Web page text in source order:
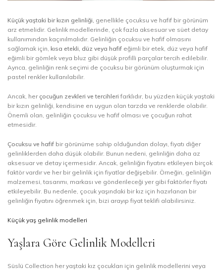
Küçük yaştaki bir kızın gelinliği, genellikle çocuksu ve hafif bir görünüm
arz etmelidir. Gelinlik modellerinde, çok fazla aksesuar ve süet detay
kullanımından kaçınılmalıdır. Gelinliğin çocuksu ve hafif olmasını
sağlamak için, kısa etekli, düz veya hafif eğimli bir etek, düz veya hafif
eğimli bir gömlek veya bluz gibi düşük profilli parçalar tercih edilebilir.
Ayrıca, gelinliğin renk seçimi de çocuksu bir görünüm oluşturmak için
pastel renkler kullanılabilir.
Ancak, her çocuğun zevkleri ve tercihleri farklıdır, bu yüzden küçük yaştaki
bir kızın gelinliği, kendisine en uygun olan tarzda ve renklerde olabilir.
Önemli olan, gelinliğin çocuksu ve hafif olması ve çocuğun rahat
etmesidir.
Çocuksu ve hafif bir görünüme sahip olduğundan dolayı, fiyatı diğer
gelinliklerden daha düşük olabilir. Bunun nedeni, gelinliğin daha az
aksesuar ve detay içermesidir. Ancak, gelinliğin fiyatını etkileyen birçok
faktör vardır ve her bir gelinlik için fiyatlar değişebilir. Örneğin, gelinliğin
malzemesi, tasarımı, markası ve gönderileceği yer gibi faktörler fiyatı
etkileyebilir. Bu nedenle, çocuk yaşındaki bir kız için hazırlanan bir
gelinliğin fiyatını öğrenmek için, bizi arayıp fiyat teklifi alabilirsiniz.
Küçük yaş gelinlik modelleri
Yaşlara Göre Gelinlik Modelleri
Süslü Collection her yaştaki kız çocukları için gelinlik modellerini veya